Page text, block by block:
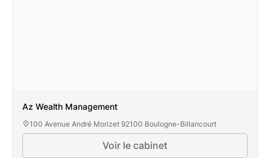
Az Wealth Management
100 Avenue André Morizet 92100 Boulogne-Billancourt
Voir le cabinet